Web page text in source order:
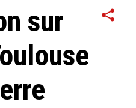
sur